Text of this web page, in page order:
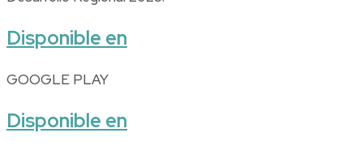
Disponible en
GOOGLE PLAY
Disponible en